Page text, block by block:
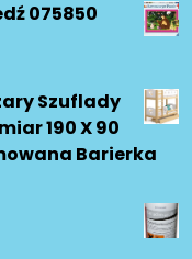
075850
Szuflady
190 X 90
Barierka